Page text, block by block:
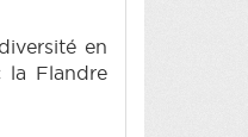
en
la Flandre